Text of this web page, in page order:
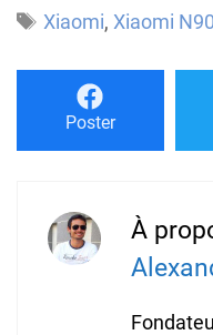
Étiquettes
Xiaomi, Xiaomi N90
Poster
À